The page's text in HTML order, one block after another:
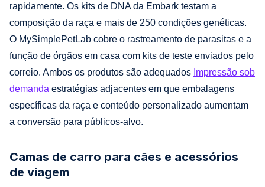
rapidamente. Os kits de DNA da Embark testam a
composição da raça e mais de 250 condições genéticas.
O MySimplePetLab cobre o rastreamento de parasitas e a
função de órgãos em casa com kits de teste enviados pelo
correio. Ambos os produtos são adequados Impressão sob
demanda estratégias adjacentes em que embalagens
específicas da raça e conteúdo personalizado aumentam
a conversão para públicos-alvo.
Camas de carro para cães e acessórios
de viagem